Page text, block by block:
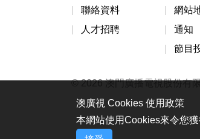
聯絡資料
人才招聘
網站
通知
節目
© 2026 澳門廣播電視股份有
澳廣視 Cookies 使用政策
本網站使用Cookies來令您